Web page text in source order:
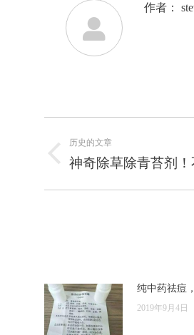
作者：
章
导
历史的文章
历
神奇除草除青苔剂
纯中药祛痘
2019年9月4日